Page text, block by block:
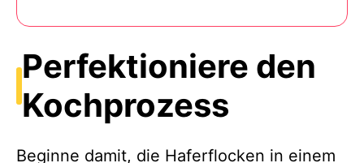
Perfektioniere den
Kochprozess
Beginne damit, die Haferflocken in einem